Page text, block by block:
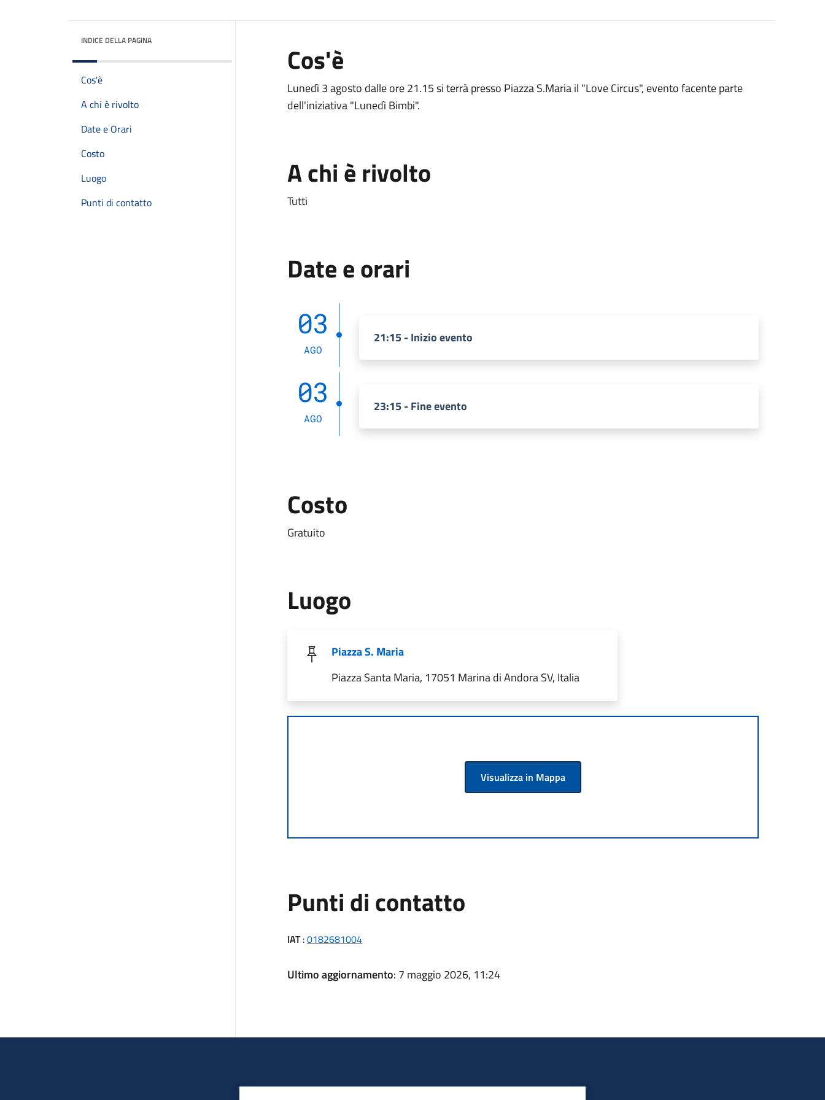
INDICE DELLA PAGINA
Cos'è
A chi è rivolto
Date e Orari
Costo
Luogo
Punti di contatto
Cos'è
Lunedì 3 agosto dalle ore 21.15 si terrà presso Piazza S.Maria il "Love Circus", evento facente parte
dell'iniziativa "Lunedì Bimbi".
A chi è rivolto
Tutti
Date e orari
03
AGO
21:15 - Inizio evento
03
AGO
23:15 - Fine evento
Costo
Gratuito
Luogo
Piazza S. Maria
Piazza Santa Maria, 17051 Marina di Andora SV, Italia
Visualizza in Mappa
Punti di contatto
IAT:0182681004
Ultimo aggiornamento: 7 maggio 2026, 11:24